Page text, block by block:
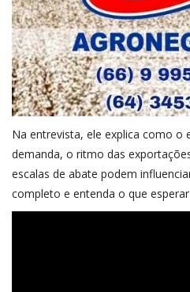
Na entrevista, ele explica como o
demanda, o ritmo das
escalas de abate podem
completo e entenda o que